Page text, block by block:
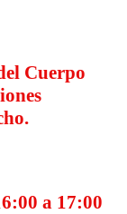
Cuerpo
a 17:00